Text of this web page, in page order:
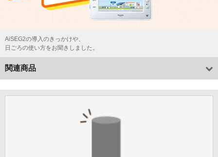
AiSEG2の導入のきっかけや、
日ごろの使い方をお聞きしました。
関連商品